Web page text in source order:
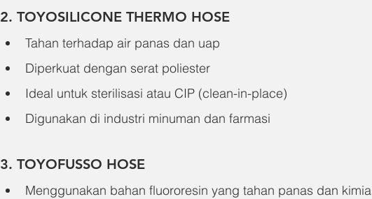
2. TOYOSILICONE THERMO HOSE
Tahan terhadap air panas dan uap
Diperkuat dengan serat poliester
Ideal untuk sterilisasi atau CIP (clean-in-place)
Digunakan di industri minuman dan farmasi
3. TOYOFUSSO HOSE
Menggunakan bahan fluororesin yang tahan panas dan kimia